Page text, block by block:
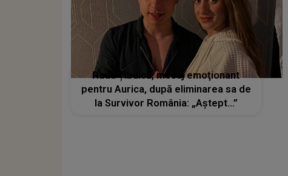
Radu Țibulcă, mesaj emoţionant
pentru Aurica, după eliminarea sa de
la Survivor România: „Aștept...”